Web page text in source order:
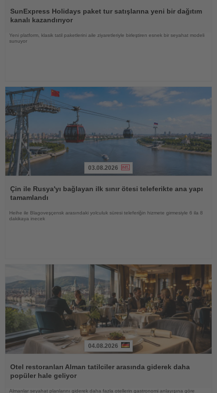
Oku
SunExpress Holidays paket tur satışlarına yeni bir dağıtım
kanalı kazandırıyor
Yeni platform, klasik tatil paketlerini aile ziyaretleriyle birleştiren esnek bir seyahat modeli
sunuyor
Oku
03.08.2026
Çin ile Rusya'yı bağlayan ilk sınır ötesi teleferikte ana yapı
tamamlandı
Heihe ile Blagoveşçensk arasındaki yolculuk süresi teleferiğin hizmete girmesiyle 6 ila 8
dakikaya inecek
Oku
04.08.2026
Otel restoranları Alman tatilciler arasında giderek daha
popüler hale geliyor
Almanlar seyahat planlarını giderek daha fazla otellerin gastronomi anlayışına göre